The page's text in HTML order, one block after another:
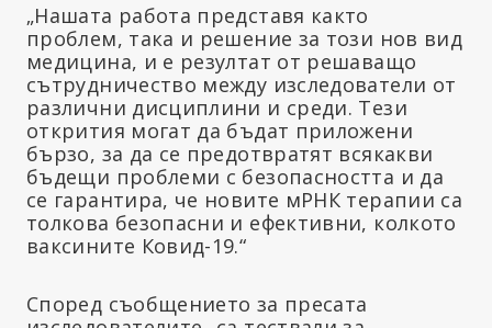
„Нашата работа представя както
проблем, така и решение за този нов вид
медицина, и е резултат от решаващо
сътрудничество между изследователи от
различни дисциплини и среди. Тези
открития могат да бъдат приложени
бързо, за да се предотвратят всякакви
бъдещи проблеми с безопасността и да
се гарантира, че новите мРНК терапии са
толкова безопасни и ефективни, колкото
ваксините Ковид-19.“
Според съобщението за пресата